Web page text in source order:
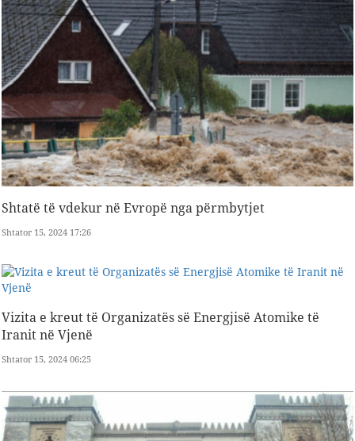
Shtatë të vdekur në Evropë nga përmbytjet
Shtator 15, 2024 17:26
Vizita e kreut të Organizatës së Energjisë Atomike të
Iranit në Vjenë
Shtator 15, 2024 06:25